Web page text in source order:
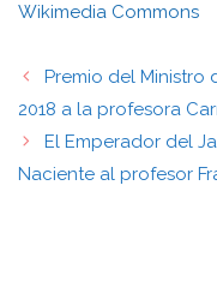
Wikimedia Commons
Premio del Ministro
2018 a la profesora
El Emperador del
Naciente al profesor